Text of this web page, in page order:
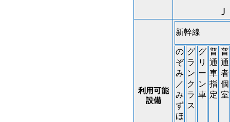
利用可能
設備
新幹線
の
ぞ
み
／
み
ず
ほ
グ
ラ
ン
ク
ラ
ス
グ
リ
ー
ン
車
普
通
車
指
定
普
通
者
個
室